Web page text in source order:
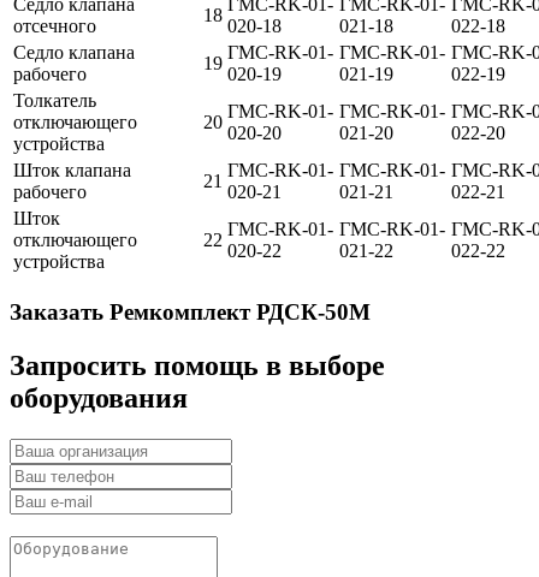
Седло клапана
отсечного
18
ГМС-RK-01-
020-18
ГМС-RK-01-
021-18
ГМС-RK-
022-18
Седло клапана
рабочего
19
ГМС-RK-01-
020-19
ГМС-RK-01-
021-19
ГМС-RK-
022-19
Толкатель
отключающего
устройства
20
ГМС-RK-01-
020-20
ГМС-RK-01-
021-20
ГМС-RK-
022-20
Шток клапана
рабочего
21
ГМС-RK-01-
020-21
ГМС-RK-01-
021-21
ГМС-RK-
022-21
Шток
отключающего
устройства
22
ГМС-RK-01-
020-22
ГМС-RK-01-
021-22
ГМС-RK-
022-22
Заказать Ремкомплект РДСК-50М
Запросить помощь в выборе
оборудования